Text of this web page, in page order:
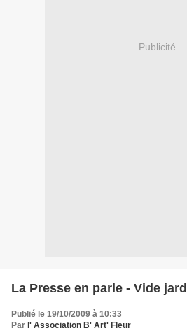
Publicité
La Presse en parle - Vide
Publié le 19/10/2009 à 10:33
Par l' Association B' Art' Fleur